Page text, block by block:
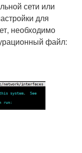
сети или
для
необходимо
файл: